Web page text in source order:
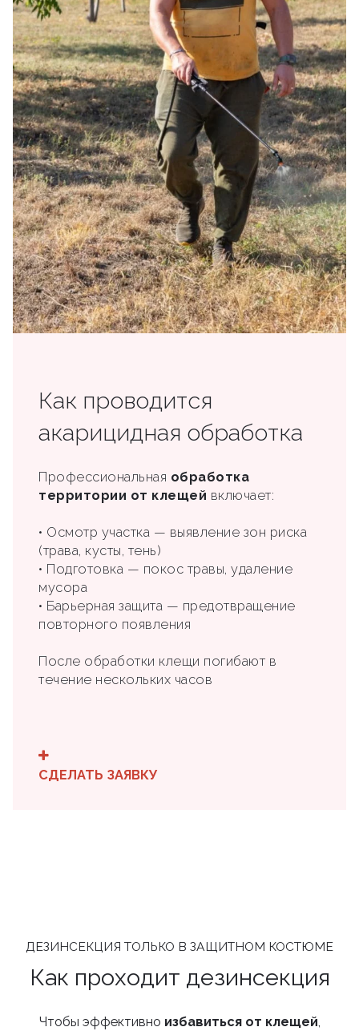
Как проводится
акарицидная обработка
Профессиональная обработка
территории от клещей включает:
• Осмотр участка — выявление зон риска
(трава, кусты, тень)
• Подготовка — покос травы, удаление
мусора
• Барьерная защита — предотвращение
повторного появления
После обработки клещи погибают в
течение нескольких часов
СДЕЛАТЬ ЗАЯВКУ
ДЕЗИНСЕКЦИЯ ТОЛЬКО В ЗАЩИТНОМ КОСТЮМЕ
Как проходит дезинсекция
Чтобы эффективно избавиться от клещей,